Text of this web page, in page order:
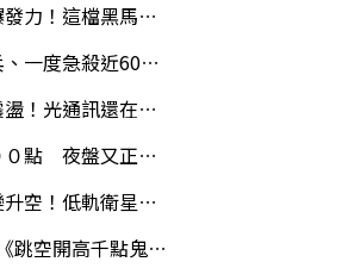
黑馬股爆量衝鎖死，主力...
近600點！權值股熄火 散...
在噴，散熱強勢，BBU強...
又正在跌 反彈要結束了？
衛星全面反攻 華通漲停、...
千點鬼盤洗刷 夜盤拉回測...